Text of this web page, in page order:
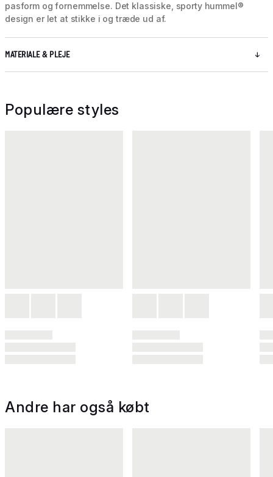
pasform og fornemmelse. Det klassiske, sporty hummel®
design er let at stikke i og træde ud af.
MATERIALE & PLEJE
Populære styles
Andre har også købt